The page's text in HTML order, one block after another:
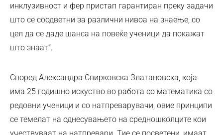
инклузивност и фер пристап гарантиран преку задачи
што се соодветни за различни нивоа на знаење, со
цел да се даде шанса на повеќе ученици да покажат
што знаат“.
Според Александра Спирковска Златановска, која
има 25 годишно искуство во работа со математика со
редовни ученици и со натпреварувачи, овие принципи
се темелат на однесувањето на средношколците кои
учествуваат на натпревари. Тие се посветени, имаат